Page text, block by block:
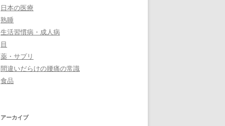
日本の医療
熟睡
生活習慣病・成人病
目
薬・サプリ
間違いだらけの腰痛の常識
食品
アーカイブ